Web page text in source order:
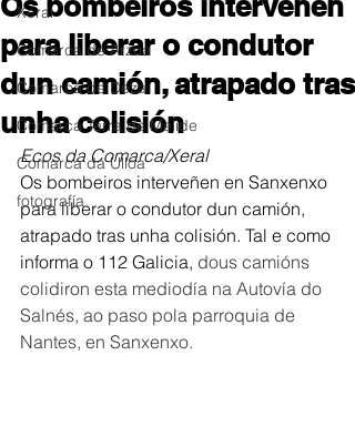
Xeral
Comarca de Arzúa
Comarca de Deza
Comarca Terra de Melide
Comarca da Ulloa
fotografía
para liberar o condutor
dun camión, atrapado tras
unha colisión
Ecos da Comarca/Xeral
Os bombeiros interveñen en Sanxenxo
para liberar o condutor dun camión,
atrapado tras unha colisión. Tal e como
informa o 112 Galicia, dous camións
colidiron esta mediodía na Autovía do
Salnés, ao paso pola parroquia de
Nantes, en Sanxenxo.